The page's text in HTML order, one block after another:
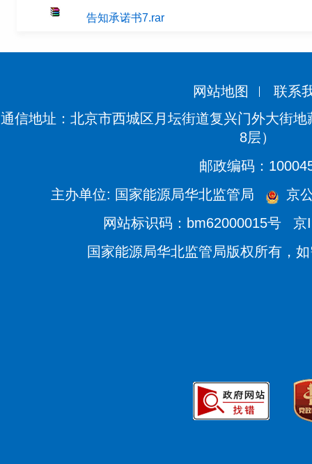
告知承诺书7.rar
网站地图
联系
通信地址：北京市西城区月坛街道复兴门外大街
8层）
邮政编码：
主办单位: 国家能源局华北监管局
京
网站标识码：bm62000015号
京
国家能源局华北监管局版权所有，